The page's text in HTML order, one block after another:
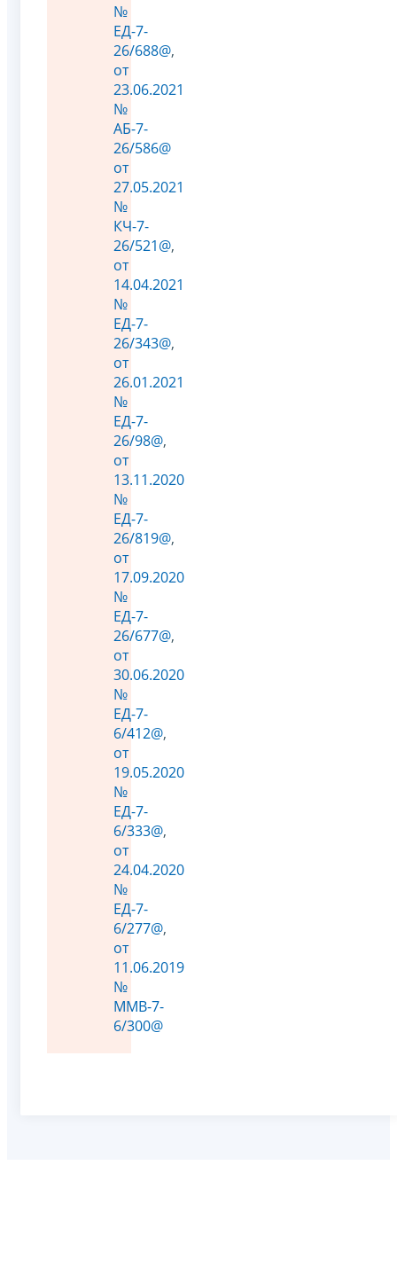
№
ЕД-7-
26/688@,
от
23.06.2021
№
АБ-7-
26/586@
от
27.05.2021
№
КЧ-7-
26/521@,
от
14.04.2021
№
ЕД-7-
26/343@,
от
26.01.2021
№
ЕД-7-
26/98@,
от
13.11.2020
№
ЕД-7-
26/819@,
от
17.09.2020
№
ЕД-7-
26/677@,
от
30.06.2020
№
ЕД-7-
6/412@,
от
19.05.2020
№
ЕД-7-
6/333@,
от
24.04.2020
№
ЕД-7-
6/277@,
от
11.06.2019
№
ММВ-7-
6/300@